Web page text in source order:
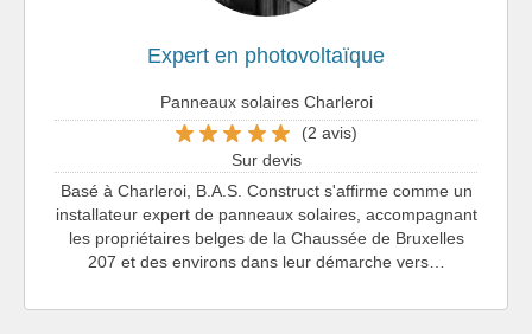
Expert en photovoltaïque
Panneaux solaires Charleroi
(2 avis)
Sur devis
Basé à Charleroi, B.A.S. Construct s'affirme comme un
installateur expert de panneaux solaires, accompagnant
les propriétaires belges de la Chaussée de Bruxelles
207 et des environs dans leur démarche vers…